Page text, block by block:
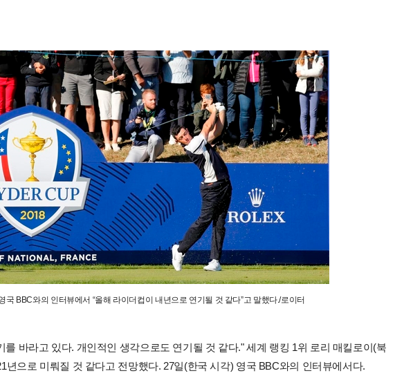
국 BBC와의 인터뷰에서 “올해 라이더컵이 내년으로 연기될 것 같다”고 말했다./로이터
바라고 있다. 개인적인 생각으로도 연기될 것 같다." 세계 랭킹 1위 로리 매킬로이(북
년으로 미뤄질 것 같다고 전망했다. 27일(한국 시각) 영국 BBC와의 인터뷰에서다.